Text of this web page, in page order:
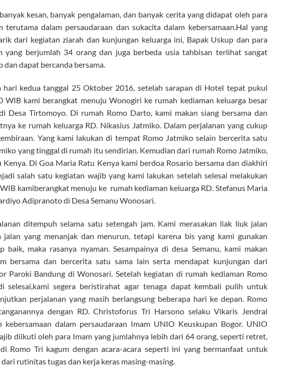
kesan, banyak pengalaman, dan banyak cerita yang didapat oleh para
terutama dalam persaudaraan dan sukacita dalam kebersamaan.Hal yang
dari kegiatan ziarah dan kunjungan keluarga ini, Bapak Uskup dan para
yang berjumlah 34 orang dan juga berbeda usia tahbisan terlihat sangat
dan dapat bercanda bersama.
hari kedua tanggal 25 Oktober 2016, setelah sarapan di Hotel tepat pukul
WIB kami berangkat menuju Wonogiri ke rumah kediaman keluarga besar
Desa Tirtomoyo. Di rumah Romo Darto, kami makan siang bersama dan
ke rumah keluarga RD. Nikasius Jatmiko. Dalam perjalanan yang cukup
Yang kami lakukan di tempat Romo Jatmiko selain bercerita satu
yang tinggal di rumah itu sendirian. Kemudian dari rumah Romo Jatmiko,
Di Goa Maria Ratu Kenya kami berdoa Rosario bersama dan diakhiri
salah satu kegiatan wajib yang kami lakukan setelah selesai melakukan
kamiberangkat menuju ke rumah kediaman keluarga RD. Stefanus Maria
Adipranoto di Desa Semanu Wonosari.
ditempuh selama satu setengah jam. Kami merasakan liak liuk jalan
jalan yang menanjak dan menurun, tetapi karena bis yang kami gunakan
baik, maka rasanya nyaman. Sesampainya di desa Semanu, kami makan
bersama dan bercerita satu sama lain serta mendapat kunjungan dari
Paroki Bandung di Wonosari. Setelah kegiatan di rumah kediaman Romo
selesai,kami segera beristirahat agar tenaga dapat kembali pulih untuk
perjalanan yang masih berlangsung beberapa hari ke depan. Romo
dengan RD. Christoforus Tri Harsono selaku Vikaris Jendral
dalam persaudaraan Imam UNIO Keuskupan Bogor. UNIO
diikuti oleh para Imam yang jumlahnya lebih dari 64 orang, seperti retret,
Romo Tri kagum dengan acara-acara seperti ini yang bermanfaat untuk
rutinitas tugas dan kerja keras masing-masing.